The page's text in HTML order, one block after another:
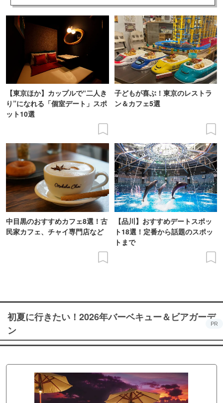
【東京ほか】カップルで“二人き
り”になれる「個室デート」スポ
ット10選
子どもが喜ぶ！東京のレストラ
ン＆カフェ5選
中目黒のおすすめカフェ8選！古
民家カフェ、チャイ専門店など
【品川】おすすめデートスポッ
ト18選！定番から話題のスポッ
トまで
初夏に行きたい！2026年バーベキュー＆ビアガーデ
ン
PR